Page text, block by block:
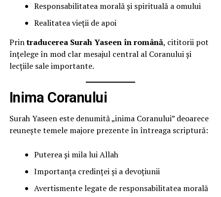
Responsabilitatea morală și spirituală a omului
Realitatea vieții de apoi
Printraducerea Surah Yaseen în română, cititorii pot
înțelege în mod clar mesajul central al Coranului și
lecțiile sale importante.
Inima Coranului
Surah Yaseen este denumită „inima Coranului” deoarece
reunește temele majore prezente în întreaga scriptură:
Puterea și mila lui Allah
Importanța credinței și a devoțiunii
Avertismente legate de responsabilitatea morală